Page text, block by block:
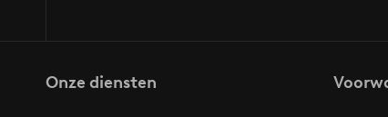
Onze diensten